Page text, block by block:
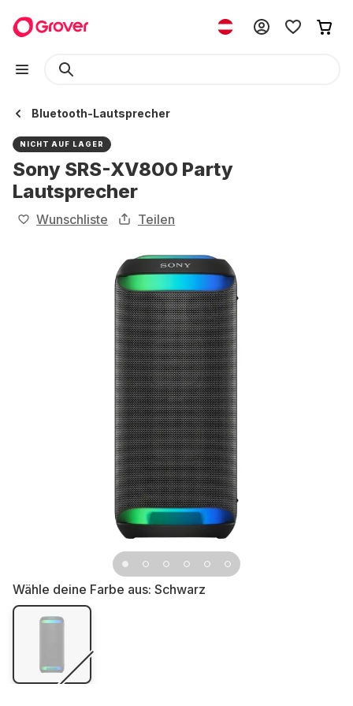
Bluetooth-Lautsprecher
NICHT AUF LAGER
Sony SRS-XV800 Party
Lautsprecher
Wunschliste Teilen
Wähle deine Farbe aus: Schwarz